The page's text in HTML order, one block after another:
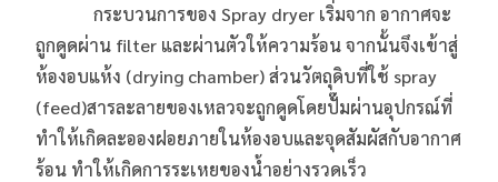
กระบวนการของ Spray dryer เริ่มจาก อากาศจะ
ถูกดูดผ่าน filter และผ่านตัวให้ความร้อน จากนั้นจึงเข้าสู่
ห้องอบแห้ง (drying chamber) ส่วนวัตถุดิบที่ใช้ spray
(feed)สารละลายของเหลวจะถูกดูดโดยปั๊มผ่านอุปกรณ์ที่
ทำให้เกิดละอองฝอยภายในห้องอบและจุดสัมผัสกับอากาศ
ร้อน ทำให้เกิดการระเหยของน้ำอย่างรวดเร็ว